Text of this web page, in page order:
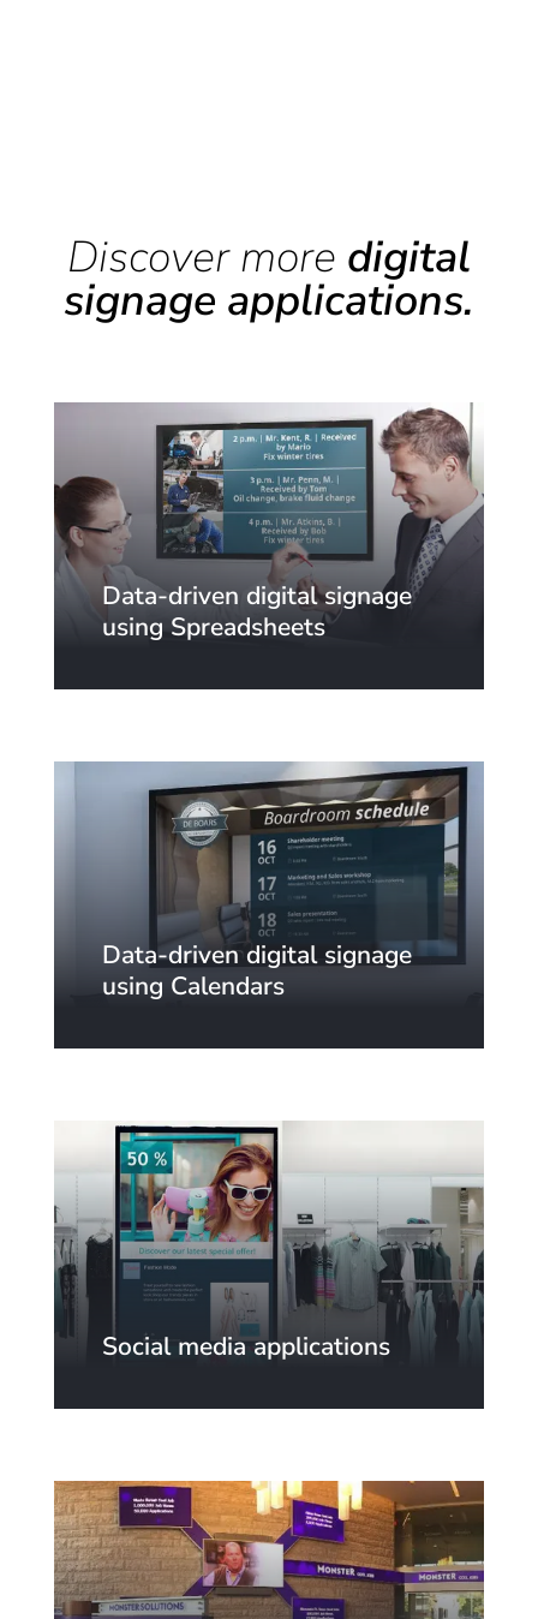
Discover more digital
signage applications.
Data-driven digital signage
using Spreadsheets
Data-driven digital signage
using Calendars
Social media applications